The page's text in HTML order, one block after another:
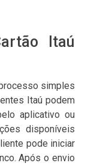
Itaú
simples
Itaú podem
aplicativo ou
disponíveis
pode iniciar
Após o envio